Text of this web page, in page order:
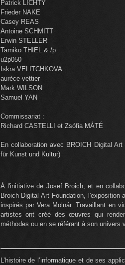
Patrick LICHTY
Frieder NAKE
Casey REAS
Antoine SCHMITT
Erwin STELLER
Tamiko THIEL & /p
u2p050
Iskra VELITCHKOVA
aurèce vettier
Mark WILSON
Samuel YAN
Commissariat :
Richard CASTELLI et Zsófia MÁTÉ
En collaboration avec BROICH Digital
für Kunst und Kultur)
À l'initiative de Josef Broich, et en
Broich Digital Art Foundation,
inspirés par Vera Molnár. Travaillant en
artistes ont créé des œuvres qui
méthodes ou en se référant à son univers
L’histoire de l’informatique et de ses